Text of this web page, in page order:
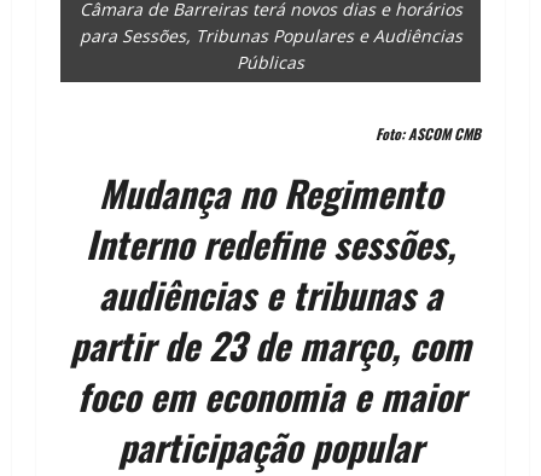
Câmara de Barreiras terá novos dias e horários
para Sessões, Tribunas Populares e Audiências
Públicas
Foto: ASCOM CMB
Mudança no Regimento
Interno redefine sessões,
audiências e tribunas a
partir de 23 de março, com
foco em economia e maior
participação popular